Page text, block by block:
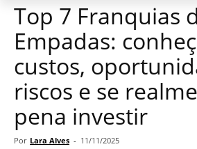
Sucesso
Top 7 Franquias
Empadas:
custos,
riscos e se
pena investir
Por Lara Alves - 11/11/2025